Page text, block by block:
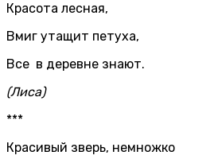
Красота лесная,
Вмиг утащит петуха,
Все в деревне знают.
(Лиса)
***
Красивый зверь, немножко